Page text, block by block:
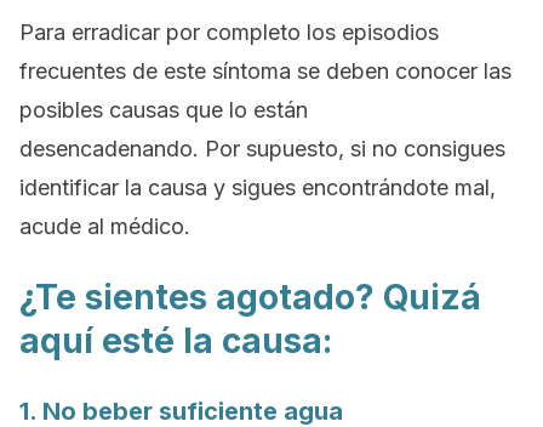
Para erradicar por completo los episodios
frecuentes de este síntoma se deben conocer las
posibles causas que lo están
desencadenando. Por supuesto, si no consigues
identificar la causa y sigues encontrándote mal,
acude al médico.
¿Te sientes agotado? Quizá
aquí esté la causa:
1. No beber suficiente agua